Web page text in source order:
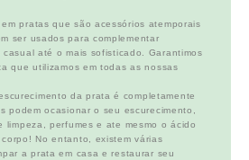
pratas que são acessórios atemporais
ser usados para complementar
até o mais sofisticado. Garantimos
que utilizamos em todas as nossas
da prata é completamente
podem ocasionar o seu escurecimento,
limpeza, perfumes e ate mesmo o ácido
No entanto, existem várias
a prata em casa e restaurar seu